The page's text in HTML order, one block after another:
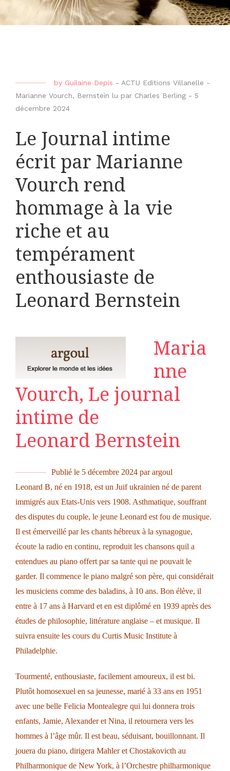
by Guilaine Depis - ACTU Editions Villanelle -
Marianne Vourch, Bernstein lu par Charles Berling - 5
décembre 2024
Le Journal intime
écrit par Marianne
Vourch rend
hommage à la vie
riche et au
tempérament
enthousiaste de
Leonard Bernstein
Maria
nne
Vourch, Le journal
intime de
Leonard Bernstein
Publié le 5 décembre 2024 par argoul
Leonard B, né en 1918, est un Juif ukrainien né de parent
immigrés aux Etats-Unis vers 1908. Asthmatique, souffrant
des disputes du couple, le jeune Leonard est fou de musique.
Il est émerveillé par les chants hébreux à la synagogue,
écoute la radio en continu, reproduit les chansons quil a
entendues au piano offert par sa tante qui ne pouvait le
garder. Il commence le piano malgré son père, qui considérait
les musiciens comme des baladins, à 10 ans. Bon élève, il
entre à 17 ans à Harvard et en est diplômé en 1939 après des
études de philosophie, littérature anglaise – et musique. Il
suivra ensuite les cours du Curtis Music Institute à
Philadelphie.
Tourmenté, enthousiaste, facilement amoureux, il est bi.
Plutôt homosexuel en sa jeunesse, marié à 33 ans en 1951
avec une belle Felicia Montealegre qui lui donnera trois
enfants, Jamie, Alexander et Nina, il retournera vers les
hommes à l’âge mûr. Il est beau, séduisant, bouillonnant. Il
jouera du piano, dirigera Mahler et Chostakovicth au
Philharmonique de New York, à l’Orchestre philharmonique